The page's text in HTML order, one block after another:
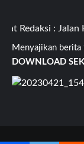
: Jalan KS.
Menyajikan berita
DOWNLOAD